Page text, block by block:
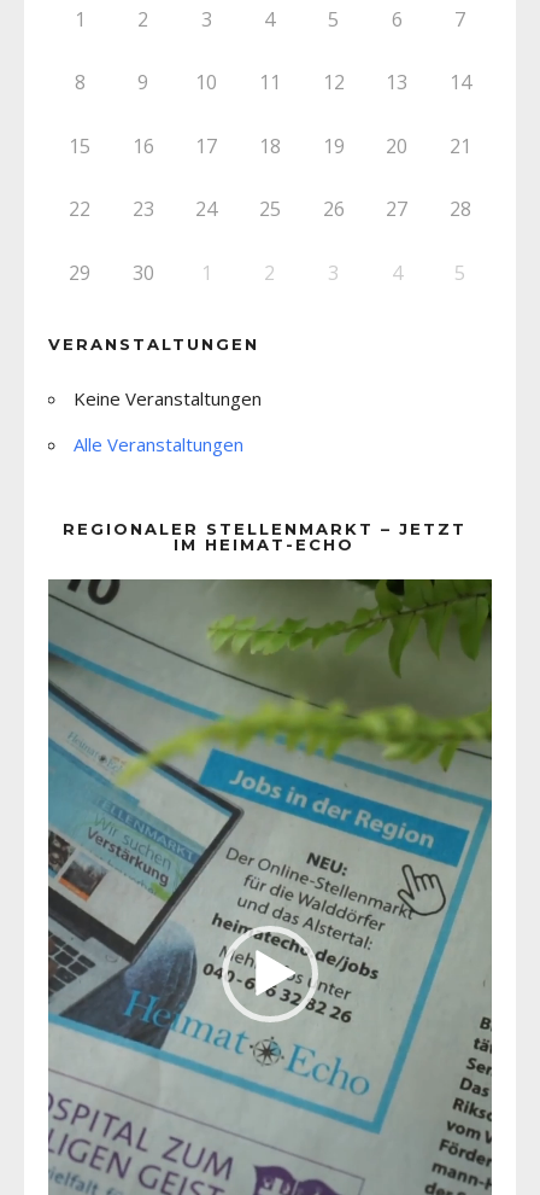
1 2 3 4 5 6 7
8 9 10 11 12 13 14
15 16 17 18 19 20 21
22 23 24 25 26 27 28
29 30 1 2 3 4 5
VERANSTALTUNGEN
Keine Veranstaltungen
Alle Veranstaltungen
REGIONALER STELLENMARKT – JETZT
IM HEIMAT-ECHO
Player